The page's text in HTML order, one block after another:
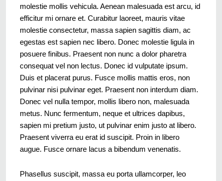
molestie mollis vehicula. Aenean malesuada est arcu, id
efficitur mi ornare et. Curabitur laoreet, mauris vitae
molestie consectetur, massa sapien sagittis diam, ac
egestas est sapien nec libero. Donec molestie ligula in
posuere finibus. Praesent non nunc a dolor pharetra
consequat vel non lectus. Donec id vulputate ipsum.
Duis et placerat purus. Fusce mollis mattis eros, non
pulvinar nisi pulvinar eget. Praesent non interdum diam.
Donec vel nulla tempor, mollis libero non, malesuada
metus. Nunc fermentum, neque et ultrices dapibus,
sapien mi pretium justo, ut pulvinar enim justo at libero.
Praesent viverra eu erat id suscipit. Proin in libero
augue. Fusce ornare lacus a bibendum venenatis.
Phasellus suscipit, massa eu porta ullamcorper, leo